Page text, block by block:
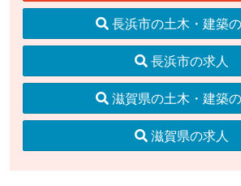
長浜市の土木・建築
長浜市の求人
滋賀県の土木・建築
滋賀県の求人